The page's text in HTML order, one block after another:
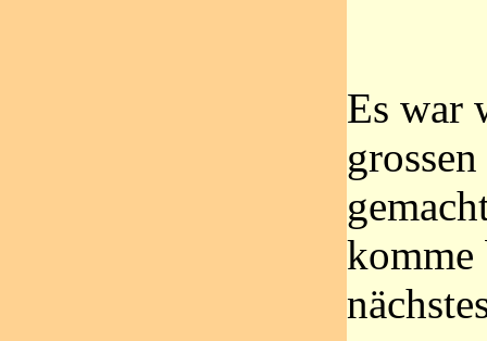
Es war
grossen
komme